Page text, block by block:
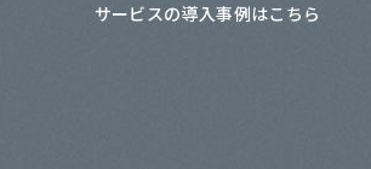
サービスの導入事例はこちら